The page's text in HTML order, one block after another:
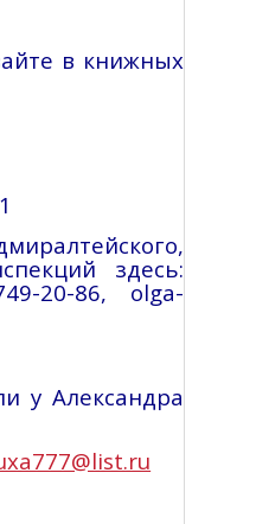
в книжных
здесь:
20-86,olga-
у Александра